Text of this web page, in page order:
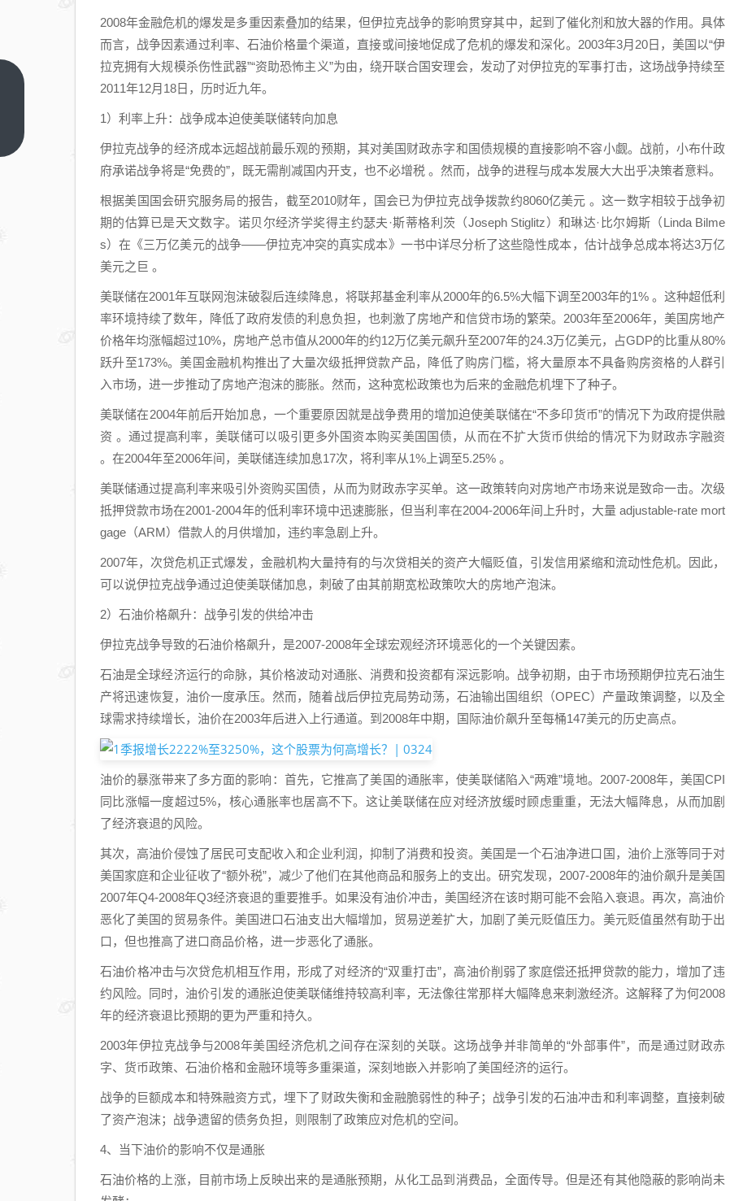
2008年金融危机的爆发是多重因素叠加的结果，但伊拉克战争的影响贯穿其中，起到了催化剂和放大器的作用。具体
而言，战争因素通过利率、石油价格量个渠道，直接或间接地促成了危机的爆发和深化。2003年3月20日，美国以“伊
拉克拥有大规模杀伤性武器”“资助恐怖主义”为由，绕开联合国安理会，发动了对伊拉克的军事打击，这场战争持续至
2011年12月18日，历时近九年。
1）利率上升：战争成本迫使美联储转向加息
伊拉克战争的经济成本远超战前最乐观的预期，其对美国财政赤字和国债规模的直接影响不容小觑。战前，小布什政
府承诺战争将是“免费的”，既无需削减国内开支，也不必增税 。然而，战争的进程与成本发展大大出乎决策者意料。
根据美国国会研究服务局的报告，截至2010财年，国会已为伊拉克战争拨款约8060亿美元 。这一数字相较于战争初
期的估算已是天文数字。诺贝尔经济学奖得主约瑟夫·斯蒂格利茨（Joseph Stiglitz）和琳达·比尔姆斯（Linda Bilme
s）在《三万亿美元的战争——伊拉克冲突的真实成本》一书中详尽分析了这些隐性成本，估计战争总成本将达3万亿
美元之巨 。
美联储在2001年互联网泡沫破裂后连续降息，将联邦基金利率从2000年的6.5%大幅下调至2003年的1% 。这种超低利
率环境持续了数年，降低了政府发债的利息负担，也刺激了房地产和信贷市场的繁荣。2003年至2006年，美国房地产
价格年均涨幅超过10%，房地产总市值从2000年的约12万亿美元飙升至2007年的24.3万亿美元，占GDP的比重从80%
跃升至173%。美国金融机构推出了大量次级抵押贷款产品，降低了购房门槛，将大量原本不具备购房资格的人群引
入市场，进一步推动了房地产泡沫的膨胀。然而，这种宽松政策也为后来的金融危机埋下了种子。
美联储在2004年前后开始加息，一个重要原因就是战争费用的增加迫使美联储在“不多印货币”的情况下为政府提供融
资 。通过提高利率，美联储可以吸引更多外国资本购买美国国债，从而在不扩大货币供给的情况下为财政赤字融资
。在2004年至2006年间，美联储连续加息17次，将利率从1%上调至5.25% 。
美联储通过提高利率来吸引外资购买国债，从而为财政赤字买单。这一政策转向对房地产市场来说是致命一击。次级
抵押贷款市场在2001-2004年的低利率环境中迅速膨胀，但当利率在2004-2006年间上升时，大量 adjustable-rate mort
gage（ARM）借款人的月供增加，违约率急剧上升。
2007年，次贷危机正式爆发，金融机构大量持有的与次贷相关的资产大幅贬值，引发信用紧缩和流动性危机。因此，
可以说伊拉克战争通过迫使美联储加息，刺破了由其前期宽松政策吹大的房地产泡沫。
2）石油价格飙升：战争引发的供给冲击
伊拉克战争导致的石油价格飙升，是2007-2008年全球宏观经济环境恶化的一个关键因素。
石油是全球经济运行的命脉，其价格波动对通胀、消费和投资都有深远影响。战争初期，由于市场预期伊拉克石油生
产将迅速恢复，油价一度承压。然而，随着战后伊拉克局势动荡，石油输出国组织（OPEC）产量政策调整，以及全
球需求持续增长，油价在2003年后进入上行通道。到2008年中期，国际油价飙升至每桶147美元的历史高点。
油价的暴涨带来了多方面的影响：首先，它推高了美国的通胀率，使美联储陷入“两难”境地。2007-2008年，美国CPI
同比涨幅一度超过5%，核心通胀率也居高不下。这让美联储在应对经济放缓时顾虑重重，无法大幅降息，从而加剧
了经济衰退的风险。
其次，高油价侵蚀了居民可支配收入和企业利润，抑制了消费和投资。美国是一个石油净进口国，油价上涨等同于对
美国家庭和企业征收了“额外税”，减少了他们在其他商品和服务上的支出。研究发现，2007-2008年的油价飙升是美国
2007年Q4-2008年Q3经济衰退的重要推手。如果没有油价冲击，美国经济在该时期可能不会陷入衰退。再次，高油价
恶化了美国的贸易条件。美国进口石油支出大幅增加，贸易逆差扩大，加剧了美元贬值压力。美元贬值虽然有助于出
口，但也推高了进口商品价格，进一步恶化了通胀。
石油价格冲击与次贷危机相互作用，形成了对经济的“双重打击”，高油价削弱了家庭偿还抵押贷款的能力，增加了违
约风险。同时，油价引发的通胀迫使美联储维持较高利率，无法像往常那样大幅降息来刺激经济。这解释了为何2008
年的经济衰退比预期的更为严重和持久。
2003年伊拉克战争与2008年美国经济危机之间存在深刻的关联。这场战争并非简单的“外部事件”，而是通过财政赤
字、货币政策、石油价格和金融环境等多重渠道，深刻地嵌入并影响了美国经济的运行。
战争的巨额成本和特殊融资方式，埋下了财政失衡和金融脆弱性的种子；战争引发的石油冲击和利率调整，直接刺破
了资产泡沫；战争遗留的债务负担，则限制了政策应对危机的空间。
4、当下油价的影响不仅是通胀
石油价格的上涨，目前市场上反映出来的是通胀预期，从化工品到消费品，全面传导。但是还有其他隐蔽的影响尚未